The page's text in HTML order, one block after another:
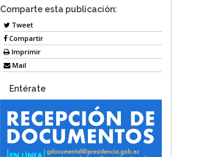
Comparte esta publicación:
Tweet
Compartir
Imprimir
Mail
Entérate